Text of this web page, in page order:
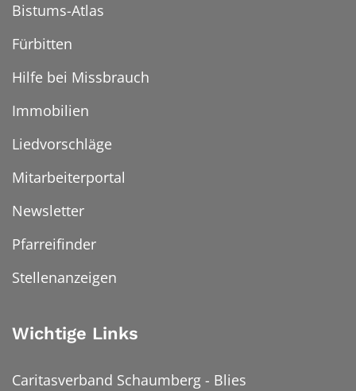
Bistums-Atlas
Fürbitten
Hilfe bei Missbrauch
Immobilien
Liedvorschläge
Mitarbeiterportal
Newsletter
Pfarreifinder
Stellenanzeigen
Wichtige Links
Caritasverband Schaumberg - Blies